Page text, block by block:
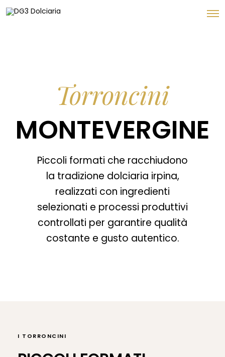
Torroncini
MONTEVERGINE
Piccoli formati che racchiudono
la tradizione dolciaria irpina,
realizzati con ingredienti
selezionati e processi produttivi
controllati per garantire qualità
costante e gusto autentico.
I TORRONCINI